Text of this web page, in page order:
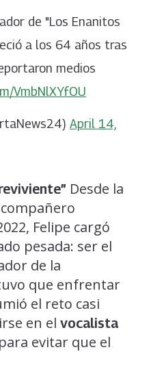
de "Los Enanitos
a los 64 años tras
medios
VmbNlXYfOU
April 14,
Desde la
Felipe cargó
pesada: ser el
de la
que enfrentar
el reto casi
en el vocalista
evitar que el